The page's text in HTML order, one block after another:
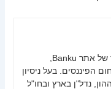
הפיננסים. בעל ניסיון
נדל"ן בארץ ובחו"ל